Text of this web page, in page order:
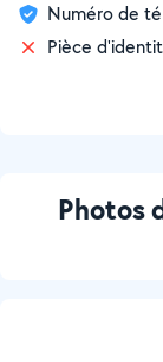
Numéro de
Pièce
Photos